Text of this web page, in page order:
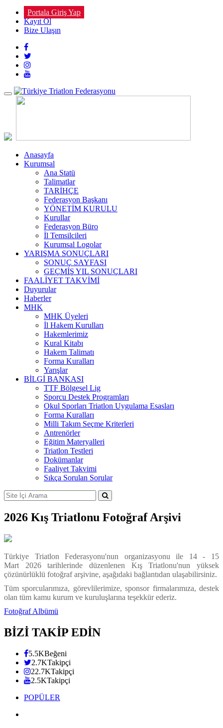
Portala Giriş Yap
Kayıt Ol
Bize Ulaşın
Toggle
navigation
Anasayfa
Kurumsal
Ana Statü
Talimatlar
TARİHÇE
Federasyon Başkanı
YÖNETİM KURULU
Kurullar
Federasyon Büro
İl Temsilcileri
Kurumsal Logolar
YARIŞMA SONUÇLARI
SONUÇ SAYFASI
GEÇMİŞ YIL SONUÇLARI
FAALİYET TAKVİMİ
Duyurular
Haberler
MHK
MHK Üyeleri
İl Hakem Kurulları
Hakemlerimiz
Kural Kitabı
Hakem Talimatı
Forma Kuralları
Yarışlar
BİLGİ BANKASI
TTF Bölgesel Lig
Sporcu Destek Programları
Okul Sporları Triatlon Uygulama Esasları
Forma Kuralları
Milli Takım Seçme Kriterleri
Antrenörler
Eğitim Materyalleri
Triatlon Testleri
Dokümanlar
Faaliyet Takvimi
Sıkça Sorulan Sorular
2026 Kış Triatlonu Fotoğraf Arşivi
Türkiye Triatlon Federasyonu'nun organizasyonu ile 14 - 15
Mart 2026 tarihlerinde düzenlenen Kış Triatlonu'nun yüksek
çözünürlüklü fotoğraf arşivine, aşağıdaki bağlantıdan ulaşabilirsiniz.
Tüm sporcularımıza, görevlilerimize, sponsor firmalarımıza, destek
olan tüm kamu kurum ve kuruluşlarına teşekkür ederiz.
Fotoğraf Albümü
BİZİ TAKİP EDİN
5.5KBeğeni
2.7KTakipçi
22.7KTakipçi
2.5KTakipçi
POPÜLER